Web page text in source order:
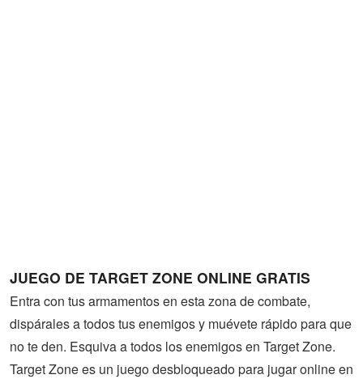
Animaciones
JUEGO DE TARGET ZONE ONLINE GRATIS
Entra con tus armamentos en esta zona de combate,
dispárales a todos tus enemigos y muévete rápido para que
no te den. Esquiva a todos los enemigos en Target Zone.
Target Zone es un juego desbloqueado para jugar online en